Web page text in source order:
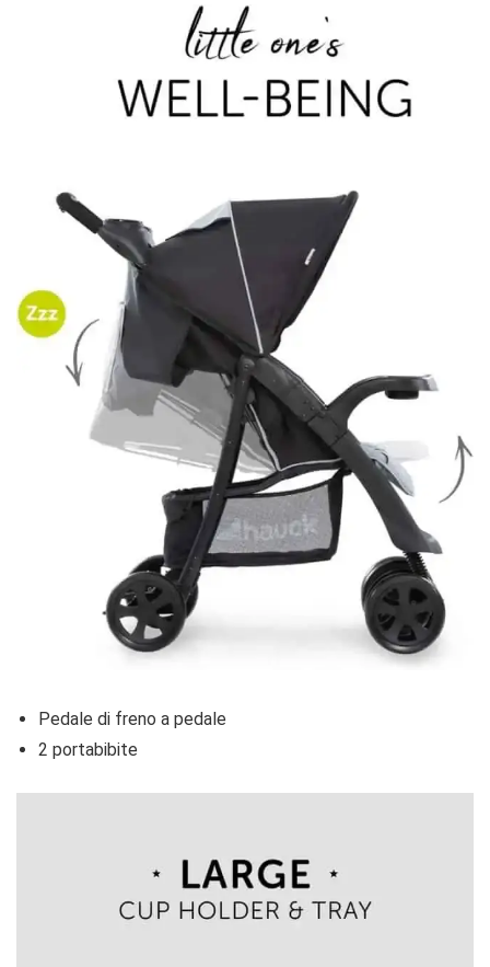
Pedale di freno a pedale
2 portabibite